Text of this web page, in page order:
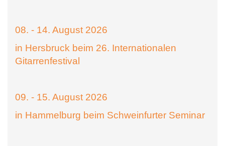
08. - 14. August 2026
in Hersbruck beim 26. Internationalen
Gitarrenfestival
09. - 15. August 2026
in Hammelburg beim Schweinfurter Seminar